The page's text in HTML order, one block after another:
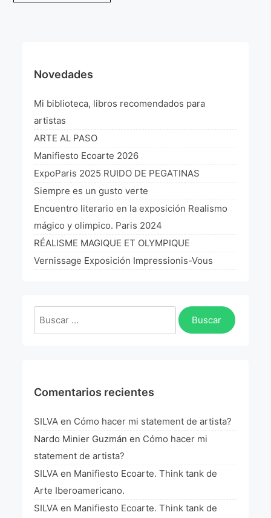
L’art Latino-américain à Paris 2019
«Sincronías con sentido» Bogotá Colombia 2019
«Huellas trashumantes» New York 2018
Commissaire D’exposition
Manifiesto Ecoarte
Association Paris
Blog
de
Novedades
Mi biblioteca, libros recomendados para
artistas
ARTE AL PASO
Manifiesto Ecoarte 2026
ExpoParis 2025 RUIDO DE PEGATINAS
Siempre es un gusto verte
Encuentro literario en la exposición Realismo
mágico y olimpico. Paris 2024
RÉALISME MAGIQUE ET OLYMPIQUE
Vernissage Exposición Impressionis-Vous
Buscar:
Comentarios recientes
SILVA en Cómo hacer mi statement de artista?
Nardo Minier Guzmán en Cómo hacer mi
statement de artista?
SILVA en Manifiesto Ecoarte. Think tank de
Arte Iberoamericano.
SILVA en Manifiesto Ecoarte. Think tank de